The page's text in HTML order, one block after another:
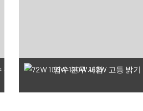
염수 분무 시험